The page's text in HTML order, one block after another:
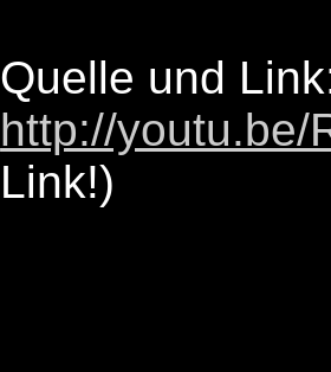
Quelle und
http://youtu.be/
Link!)